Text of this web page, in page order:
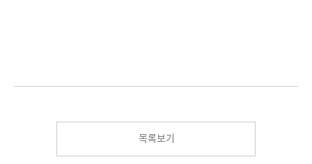
목록보기